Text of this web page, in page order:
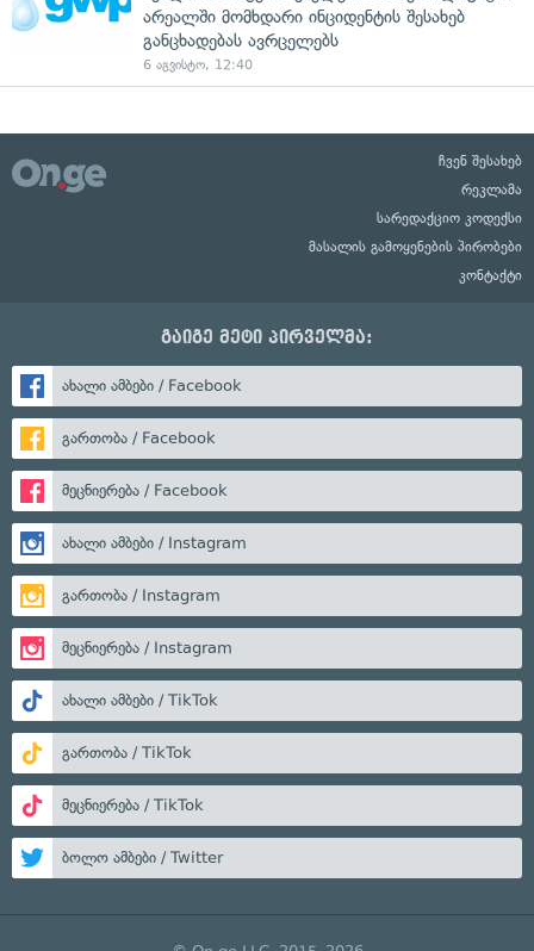
არეალში მომხდარი ინციდენტის შესახებ
განცხადებას ავრცელებს
6 აგვისტო, 12:40
ჩვენ შესახებ
რეკლამა
სარედაქციო კოდექსი
მასალის გამოყენების პირობები
კონტაქტი
გაიგე მეტი პირველმა:
ახალი ამბები / Facebook
გართობა / Facebook
მეცნიერება / Facebook
ახალი ამბები / Instagram
გართობა / Instagram
მეცნიერება / Instagram
ახალი ამბები / TikTok
გართობა / TikTok
მეცნიერება / TikTok
ბოლო ამბები / Twitter